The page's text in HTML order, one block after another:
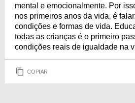
mental e emocionalmente. Por
nos primeiros anos da vida, é
condições e formas de vida.
todas as crianças é o primeiro
condições reais de igualdade na
COPIAR